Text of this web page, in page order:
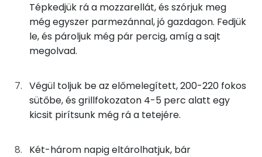
Összesen 57.8 g
Zsír
Telített zsírsav
14 g
Egyszeresen telítetlen zsírsav:
Többszörösen telítetlen zsírsav
Tépkedjük rá a mozzarellát, és szórjuk meg
még egyszer parmezánnal, jó gazdagon. Fedjük
le, és pároljuk még pár percig, amíg a sajt
megolvad.
Végül toljuk be az előmelegített, 200-220 fokos
sütőbe, és grillfokozaton 4-5 perc alatt egy
kicsit pirítsunk még rá a tetejére.
Két-három napig eltárolhatjuk, bár